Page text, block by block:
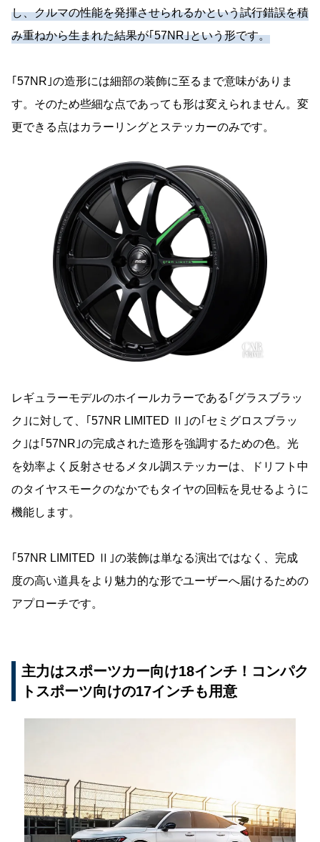
し、クルマの性能を発揮させられるかという試行錯誤を積
み重ねから生まれた結果が｢57NR｣という形です。
｢57NR｣の造形には細部の装飾に至るまで意味がありま
す。そのため些細な点であっても形は変えられません。変
更できる点はカラーリングとステッカーのみです。
レギュラーモデルのホイールカラーである｢グラスブラッ
ク｣に対して、｢57NR LIMITED Ⅱ｣の｢セミグロスブラッ
ク｣は｢57NR｣の完成された造形を強調するための色。光
を効率よく反射させるメタル調ステッカーは、ドリフト中
のタイヤスモークのなかでもタイヤの回転を見せるように
機能します。
｢57NR LIMITED Ⅱ｣の装飾は単なる演出ではなく、完成
度の高い道具をより魅力的な形でユーザーへ届けるための
アプローチです。
主力はスポーツカー向け18インチ！コンパク
トスポーツ向けの17インチも用意